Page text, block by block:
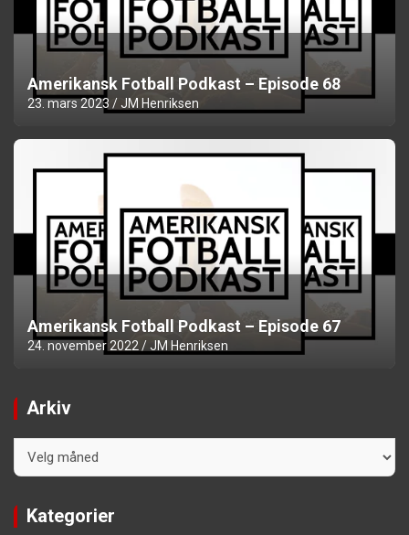
Amerikansk Fotball Podkast – Episode 68
23. mars 2023 JM Henriksen
Amerikansk Fotball Podkast – Episode 67
24. november 2022 JM Henriksen
Arkiv
Kategorier